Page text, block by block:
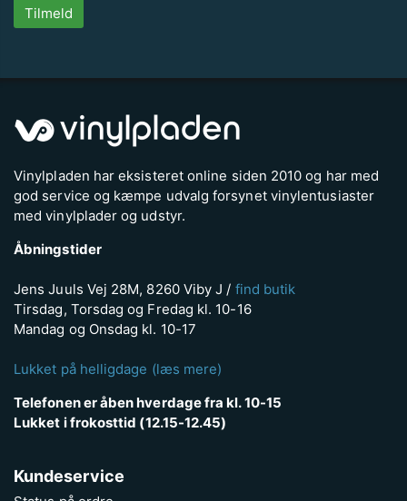
Tilmeld
Vinylpladen har eksisteret online siden 2010 og har med
god service og kæmpe udvalg forsynet vinylentusiaster
med vinylplader og udstyr.
Åbningstider
Jens Juuls Vej 28M, 8260 Viby J / find butik
Tirsdag, Torsdag og Fredag kl. 10-16
Mandag og Onsdag kl. 10-17
Lukket på helligdage (læs mere)
Telefonen er åben hverdage fra kl. 10-15
Lukket i frokosttid (12.15-12.45)
Kundeservice